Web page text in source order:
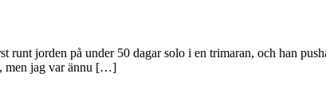
jorden på under 50 dagar solo i en trimaran, och han
men jag var ännu […]